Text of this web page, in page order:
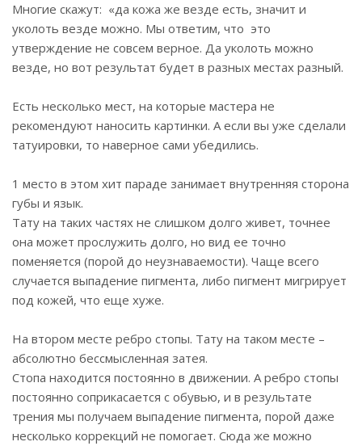
Многие скажут: «да кожа же везде есть, значит и
уколоть везде можно. Мы ответим, что это
утверждение не совсем верное. Да уколоть можно
везде, но вот результат будет в разных местах разный.
Есть несколько мест, на которые мастера не
рекомендуют наносить картинки. А если вы уже сделали
татуировки, то наверное сами убедились.
1 место в этом хит параде занимает внутренняя сторона
губы и язык.
Тату на таких частях не слишком долго живет, точнее
она может прослужить долго, но вид ее точно
поменяется (порой до неузнаваемости). Чаще всего
случается выпадение пигмента, либо пигмент мигрирует
под кожей, что еще хуже.
На втором месте ребро стопы. Тату на таком месте –
абсолютно бессмысленная затея.
Стопа находится постоянно в движении. А ребро стопы
постоянно соприкасается с обувью, и в результате
трения мы получаем выпадение пигмента, порой даже
несколько коррекций не помогает. Сюда же можно